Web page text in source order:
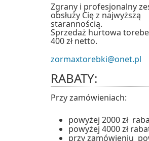
Zgrany i profesjonalny
obsłuży Cię z najwyższą
starannością.
Sprzedaż hurtowa
400 zł netto.
zormaxtorebki@onet.pl
RABATY:
Przy zamówieniach:
powyżej 2000 zł
powyżej 4000 zł
przy zamówieniu